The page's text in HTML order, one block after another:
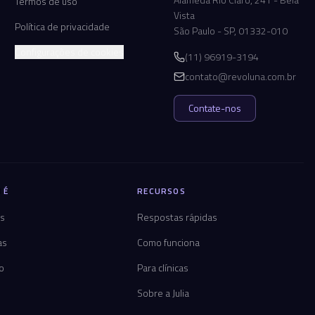
Política de privacidade
Vista
São Paulo - SP, 01332-010
(11) 96919-3194
contato@revoluna.com.br
Contate-nos
RECURSOS
Respostas rápidas
Como funciona
Para clínicas
Sobre a Julia